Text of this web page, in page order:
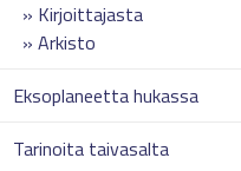
Kirjoittajasta
Arkisto
Eksoplaneetta hukassa
Tarinoita taivasalta